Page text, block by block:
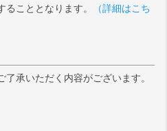
検索
こととなります。
（詳細はこち
承いただく内容がございます。